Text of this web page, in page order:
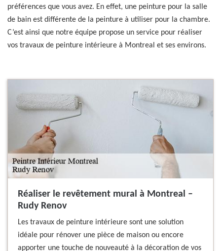
préférences que vous avez. En effet, une peinture pour la salle
de bain est différente de la peinture à utiliser pour la chambre.
C’est ainsi que notre équipe propose un service pour réaliser
vos travaux de peinture intérieure à Montreal et ses environs.
Réaliser le revêtement mural à Montreal –
Rudy Renov
Les travaux de peinture intérieure sont une solution
idéale pour rénover une pièce de maison ou encore
apporter une touche de nouveauté à la décoration de vos